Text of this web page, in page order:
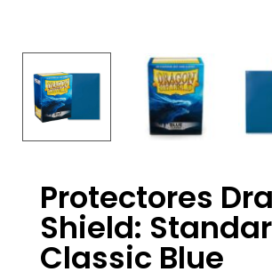
Protectores
Shield:
Classic Blue